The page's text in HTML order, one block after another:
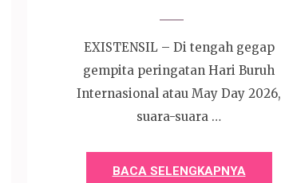
EXISTENSIL – Di tengah gegap
gempita peringatan Hari Buruh
Internasional atau May Day 2026,
suara-suara …
BACA SELENGKAPNYA